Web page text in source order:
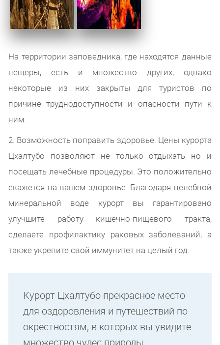
На территории заповедника, где находятся данные
пещеры, есть и множество других, однако
некоторые из них закрыты для туристов по
причине труднодоступности и опасности пути к
ним.
2. Возможность поправить здоровье. Цены курорта
Цхалтубо позволяют не только отдыхать но и
посещать лечебные процедуры. Это положительно
скажется на вашем здоровье. Благодаря целебной
минеральной воде курорт вы гарантировано
улучшите работу кишечно-пищевого тракта,
сделаете профилактику раковых заболеваний, а
также укрепите свой иммунитет на целый год.
Курорт Цхалтубо прекрасное место
для оздоровления и путешествий по
окрестностям, в которых вы увидите
множество чудес природы.